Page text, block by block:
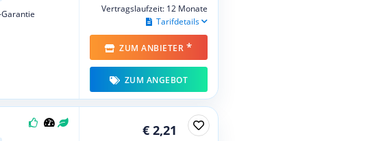
Vertragslaufzeit: 12 Monate
Tarifdetails
ZUM ANBIETER *
ZUM ANGEBOT
€ 2,21